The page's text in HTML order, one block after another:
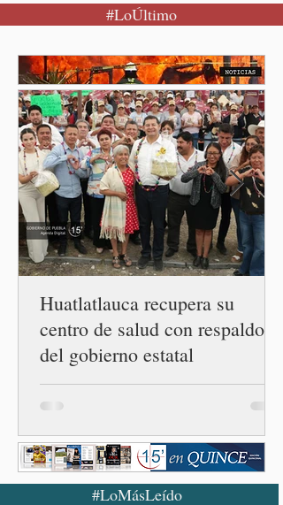
federal, David Kershenobich
exista un brote activo de
ciclosporiasis en México,
luego del incremento de
casos registrado en Estados
Unidos. Durante la
conferencia matutina en
Palacio Nacional, el
funcionario informó que en
el país únicamente se han
confirmado 33 casos de esta
enferme
#LoÚltimo
Huatlatlauca recupera su
centro de salud con respaldo
del gobierno estatal
#LoMásLeído